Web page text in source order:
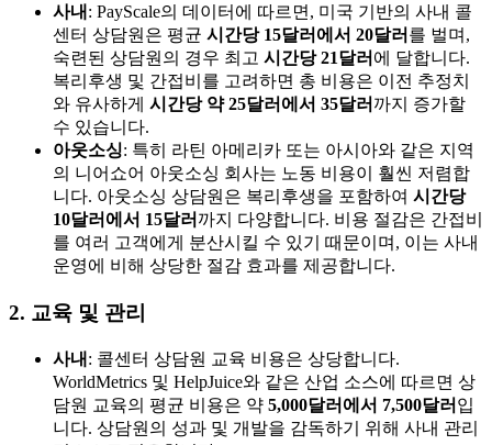
사내 : PayScale의 데이터에 따르면, 미국 기반의 사내 콜
센터 상담원은 평균 시간당 15달러에서 20달러 를 벌며,
숙련된 상담원의 경우 최고 시간당 21달러 에 달합니다.
복리후생 및 간접비를 고려하면 총 비용은 이전 추정치
와 유사하게 시간당 약 25달러에서 35달러 까지 증가할
수 있습니다.
아웃소싱: 특히 라틴 아메리카 또는 아시아와 같은 지역
의 니어쇼어 아웃소싱 회사는 노동 비용이 훨씬 저렴합
니다. 아웃소싱 상담원은 복리후생을 포함하여 시간당
10달러에서 15달러 까지 다양합니다. 비용 절감은 간접비
를 여러 고객에게 분산시킬 수 있기 때문이며, 이는 사내
운영에 비해 상당한 절감 효과를 제공합니다.
2. 교육 및 관리
사내 : 콜센터 상담원 교육 비용은 상당합니다.
WorldMetrics 및 HelpJuice와 같은 산업 소스에 따르면 상
담원 교육의 평균 비용은 약 5,000달러에서 7,500달러 입
니다. 상담원의 성과 및 개발을 감독하기 위해 사내 관리